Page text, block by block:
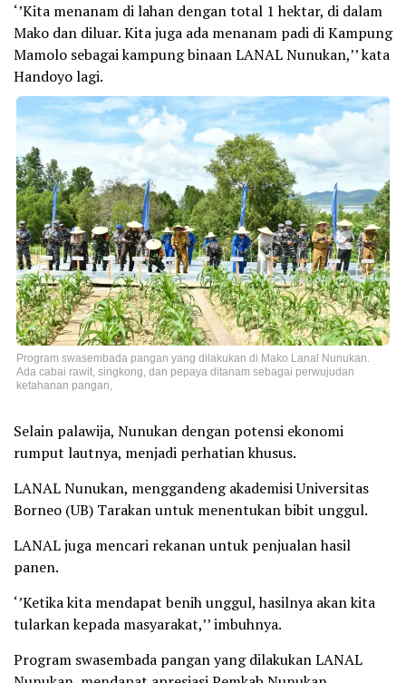
‘’Kita menanam di lahan dengan total 1 hektar, di dalam
Mako dan diluar. Kita juga ada menanam padi di Kampung
Mamolo sebagai kampung binaan LANAL Nunukan,’’ kata
Handoyo lagi.
Program swasembada pangan yang dilakukan di Mako Lanal Nunukan.
Ada cabai rawit, singkong, dan pepaya ditanam sebagai perwujudan
ketahanan pangan,
Selain palawija, Nunukan dengan potensi ekonomi
rumput lautnya, menjadi perhatian khusus.
LANAL Nunukan, menggandeng akademisi Universitas
Borneo (UB) Tarakan untuk menentukan bibit unggul.
LANAL juga mencari rekanan untuk penjualan hasil
panen.
‘’Ketika kita mendapat benih unggul, hasilnya akan kita
tularkan kepada masyarakat,’’ imbuhnya.
Program swasembada pangan yang dilakukan LANAL